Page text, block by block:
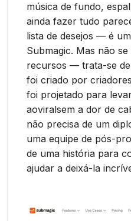
música de fundo,
ainda fazer tudo
lista de desejos — é
Submagic. Mas não
recursos — trata-se de
foi criado por
foi projetado para
aoviralsem a dor de
não precisa de um
uma equipe de pós-
de uma história para
ajudar a deixá-la